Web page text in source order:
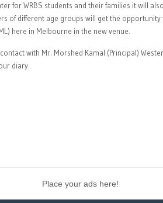
for WRBS students and their families it will
of different age groups will get the
here in Melbourne in the new venue.
with Mr. Morshed Kamal (Principal)
diary.
Place your ads here!